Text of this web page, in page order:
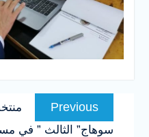
تصفّح
المقالاتPrevious
post:
سوهاج” الثالث ” في